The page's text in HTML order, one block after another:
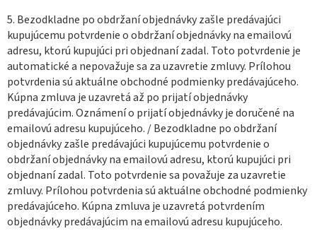
5. Bezodkladne po obdržaní objednávky zašle predávajúci
kupujúcemu potvrdenie o obdržaní objednávky na emailovú
adresu, ktorú kupujúci pri objednaní zadal. Toto potvrdenie je
automatické a nepovažuje sa za uzavretie zmluvy. Prílohou
potvrdenia sú aktuálne obchodné podmienky predávajúceho.
Kúpna zmluva je uzavretá až po prijatí objednávky
predávajúcim. Oznámení o prijatí objednávky je doručené na
emailovú adresu kupujúceho. / Bezodkladne po obdržaní
objednávky zašle predávajúci kupujúcemu potvrdenie o
obdržaní objednávky na emailovú adresu, ktorú kupujúci pri
objednaní zadal. Toto potvrdenie sa považuje za uzavretie
zmluvy. Prílohou potvrdenia sú aktuálne obchodné podmienky
predávajúceho. Kúpna zmluva je uzavretá potvrdením
objednávky predávajúcim na emailovú adresu kupujúceho.